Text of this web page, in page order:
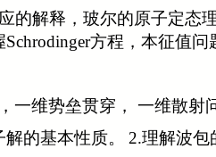
的解释，玻尔的原子定态
Schrodinger方程，本征值问
一维势垒贯穿， 一维散射
的基本性质。 2.理解波包